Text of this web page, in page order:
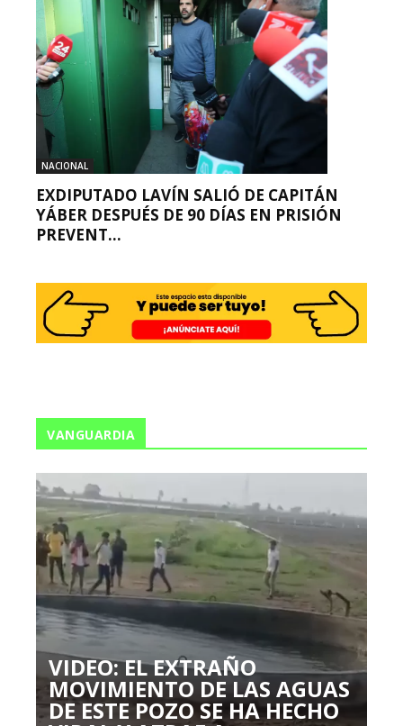
NACIONAL
EXDIPUTADO LAVÍN SALIÓ DE CAPITÁN
YÁBER DESPUÉS DE 90 DÍAS EN PRISIÓN
PREVENT...
VANGUARDIA
VIDEO: EL EXTRAÑO
MOVIMIENTO DE LAS AGUAS
DE ESTE POZO SE HA HECHO